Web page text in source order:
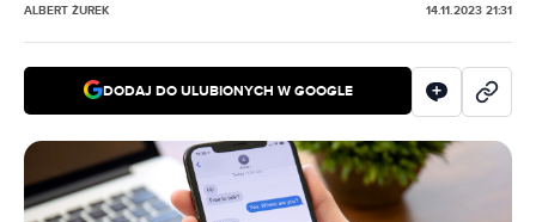
ALBERT ŻUREK 14.11.2023 21:31
DODAJ DO ULUBIONYCH W GOOGLE